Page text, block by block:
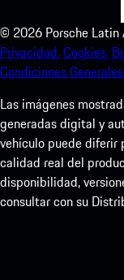
© 2026 Porsche Latin
Privacidad.Cookies.
Condiciones
Las imágenes
generadas digital y
vehículo puede diferir
calidad real del
disponibilidad,
consultar con su